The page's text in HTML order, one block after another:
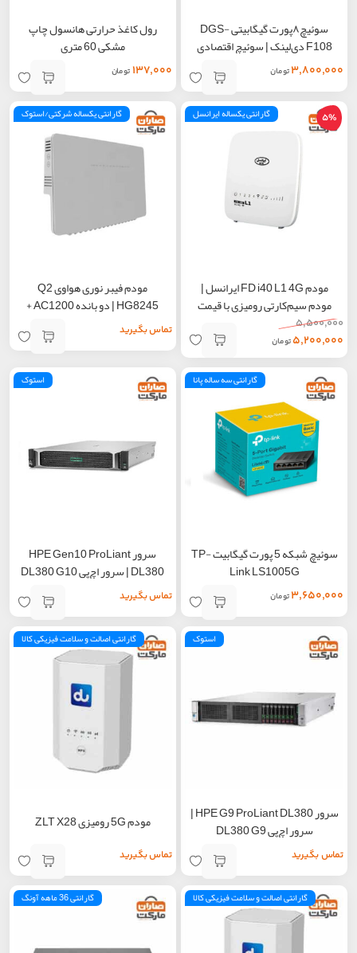
سوئیچ۸پورت گیگابیتی DGS-
F108 دی‌لینک | سوئیچ اقتصادی
۳,۸۰۰,۰۰۰ تومان
رول کاغذ حرارتی هانسول چاپ
مشکی 60 متری
۱۳۷,۰۰۰ تومان
گارانتی یکساله ایرانسل 5%
مودم FD i40 L1 4G ایرانسل |
مودم سیم‌کارتی رومیزی با قیمت
اقتصادی ۵,۵۰۰,۰۰۰
۵,۲۰۰,۰۰۰ تومان
گارانتی یکساله شرکتی/استوک
مودم فیبر نوری هواوی Q2
HG8245 | دو بانده AC1200 +
چهار پورت گیگابیتتماس بگیرید
گارانتی سه ساله پانا
سوئیچ شبکه 5 پورت گیگابیت TP-
Link LS1005G
۳,۶۵۰,۰۰۰ تومان
استوک
سرور HPE Gen10 ProLiant
DL380 | سرور اچ‌پی DL380 G10
با قابلیت NVMe و مدیریت iLO5
تماس بگیرید
استوک
سرور HPE G9 ProLiant DL380 |
سرور اچ‌پی DL380 G9
تماس بگیرید
گارانتی اصالت و سلامت فیزیکی کالا
مودم 5G رومیزی ZLT X28
تماس بگیرید
گارانتی اصالت و سلامت فیزیکی کالا گارانتی 36 ماهه آونگ